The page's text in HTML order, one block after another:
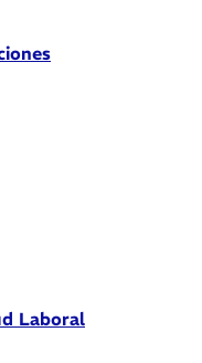
Laboral